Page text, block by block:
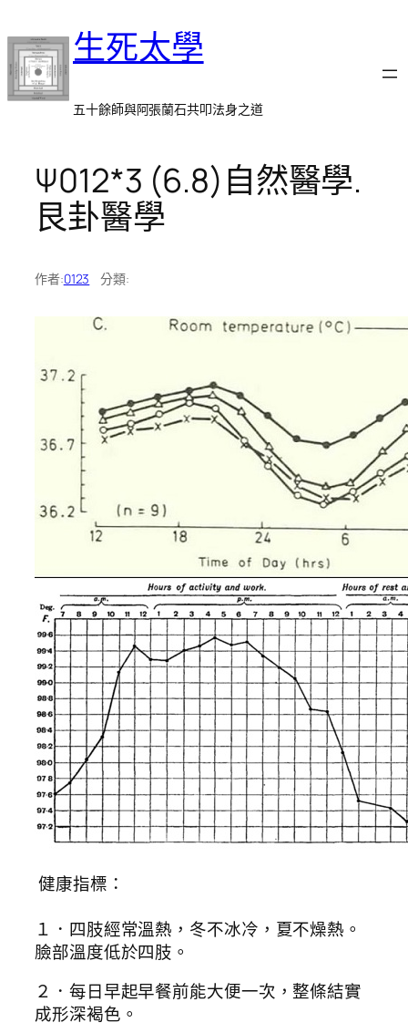
至
主
要
內
生死太學
五十餘師與阿張蘭石共叩法身之道
Ψ012*3 (6.8)自然醫學.
艮卦醫學
作者:0123 分類:
健康指標：
１．四肢經常溫熱，冬不冰冷，夏不燥熱。
臉部溫度低於四肢。
２．每日早起早餐前能大便一次，整條結實
成形深褐色。